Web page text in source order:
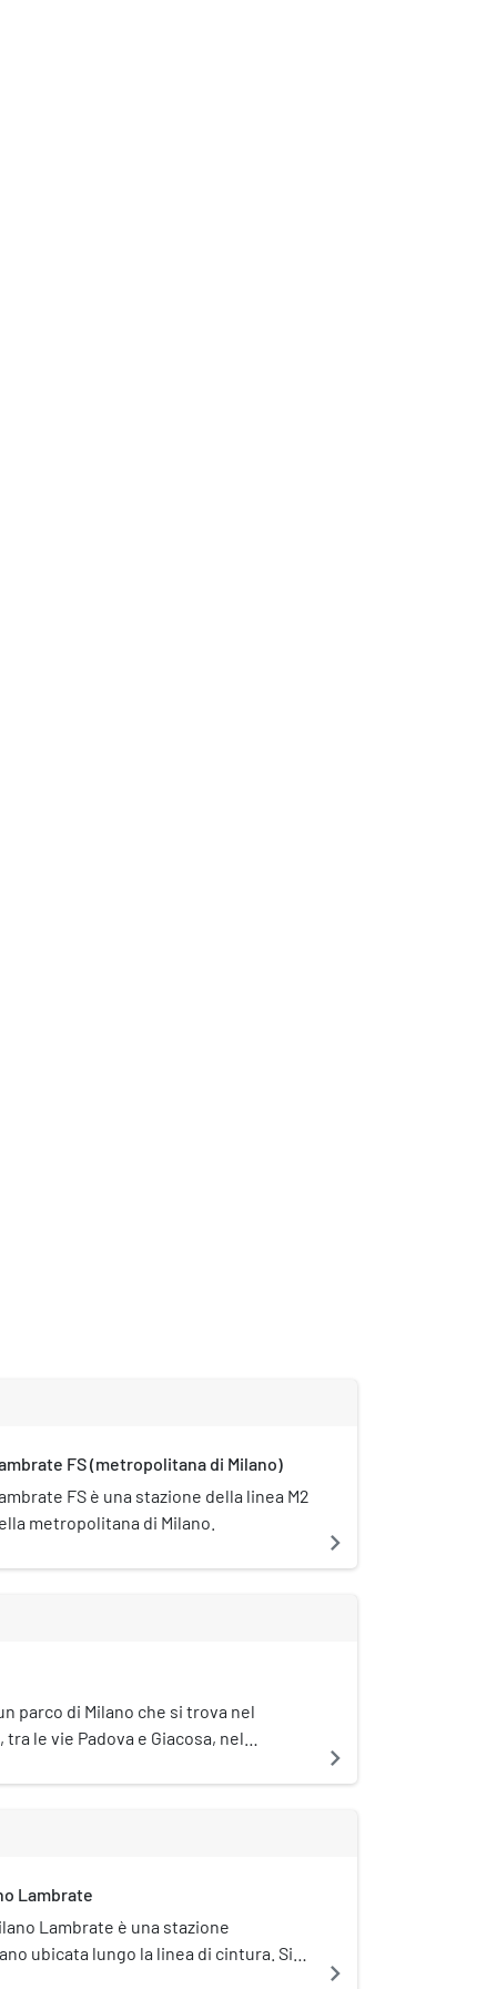
FS (metropolitana di Milano)
FS è una stazione della linea M2
metropolitana di Milano.
navigate_next
parco di Milano che si trova nel
le vie Padova e Giacosa, nel
navigate_next
Lambrate
Lambrate è una stazione
ubicata lungo la linea di cintura. Si
navigate_next